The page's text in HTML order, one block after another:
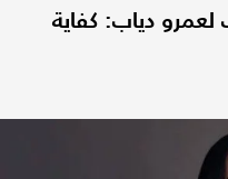
دياب: كفاية